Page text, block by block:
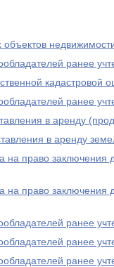
ранее
кадастровой
ранее
в аренду
в аренду
на право заключения
на право заключения
ранее
ранее
ранее